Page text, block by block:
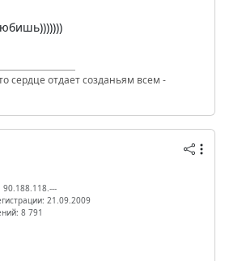
сердце отдает созданьям всем -
90.188.118.---
21.09.2009
8 791